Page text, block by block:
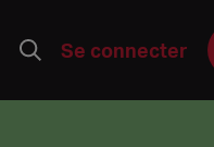
Se connecter